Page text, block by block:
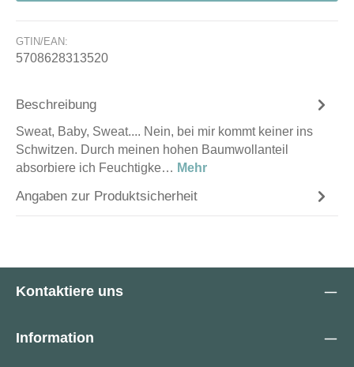
GTIN/EAN:
5708628313520
Beschreibung
Sweat, Baby, Sweat.... Nein, bei mir kommt keiner ins
Schwitzen. Durch meinen hohen Baumwollanteil
absorbiere ich Feuchtigke… Mehr
Angaben zur Produktsicherheit
Kontaktiere uns
Information